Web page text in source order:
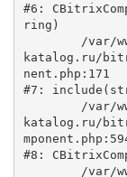
#6:
ring)
katalog.ru/
nent.php:171
#7:
katalog.ru/
#8: